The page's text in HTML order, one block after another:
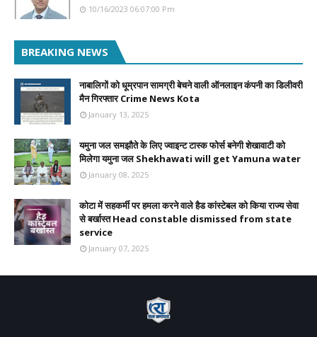
10/16/2023 06:07:00 Pm
BREAKING NEWS
नाबालिगों को धूम्रपान सामग्री बेचने वाली ऑनलाइन कंपनी का डिलीवरी
मैन गिरफ्तार Crime News Kota
January 13, 2025
यमुना जल समझौते के लिए ज्वाइन्ट टास्क फोर्स बनेगी शेखावाटी को
मिलेगा यमुना जल Shekhawati will get Yamuna water
January 08, 2025
कोटा में सहकर्मी पर हमला करने वाले हैड कांस्टेबल को किया राज्य सेवा
से बर्खास्त Head constable dismissed from state
service
January 07, 2025